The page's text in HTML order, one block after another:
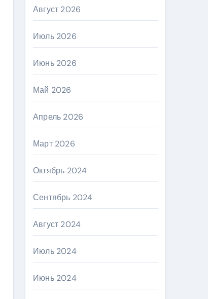
Август 2026
Июль 2026
Июнь 2026
Май 2026
Апрель 2026
Март 2026
Октябрь 2024
Сентябрь 2024
Август 2024
Июль 2024
Июнь 2024